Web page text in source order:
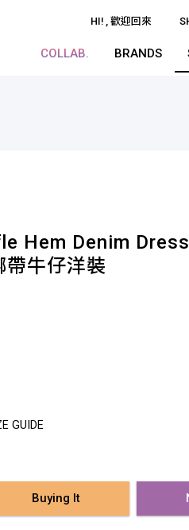
HI! , 歡迎回來
COLLAB. BRANDS
Hem Denim Dress
帶牛仔洋裝
GUIDE
Buying It